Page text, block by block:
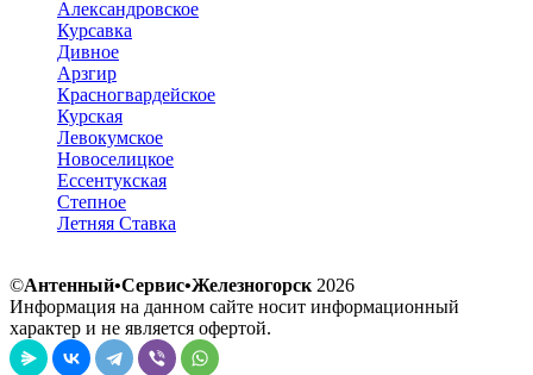
Александровское
Курсавка
Дивное
Арзгир
Красногвардейское
Курская
Левокумское
Новоселицкое
Ессентукская
Степное
Летняя Ставка
©Антенный•Сервис•Железногорск 2026
Информация на данном сайте носит информационный
характер и не является офертой.